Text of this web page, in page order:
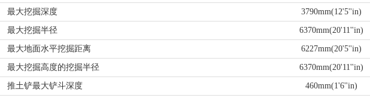
最大挖掘深度 3790mm(12'5''in)
最大挖掘半径 6370mm(20'11''in)
最大地面水平挖掘距离 6227mm(20'5''in)
最大挖掘高度的挖掘半径 6370mm(20'11''in)
推土铲最大铲斗深度 460mm(1'6''in)